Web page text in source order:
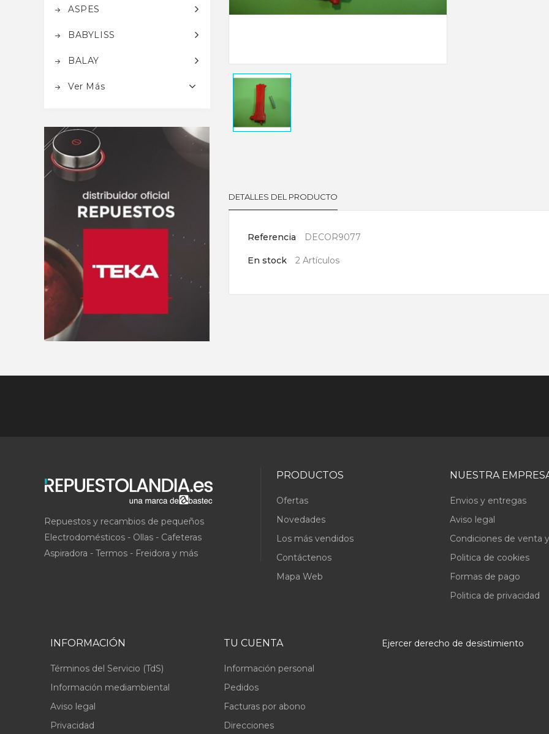
ASPES
BABYLISS
BALAY
Ver Más
DETALLES DEL PRODUCTO
Referencia DECOR9077
En stock 2 Artículos
Repuestos y recambios de pequeños
Electrodomésticos - Ollas - Cafeteras
Aspiradora - Termos - Freidora y más
PRODUCTOS
Ofertas
Novedades
Los más vendidos
Contáctenos
Mapa Web
NUESTRA
Envios y entregas
Aviso legal
Condiciones de venta
Politica de cookies
Formas de pago
Politica de privacidad
INFORMACIÓN
Términos del Servicio (TdS)
Información mediambiental
Aviso legal
Privacidad
TU CUENTA
Información personal
Pedidos
Facturas por abono
Direcciones
Ejercer derecho de desistimiento